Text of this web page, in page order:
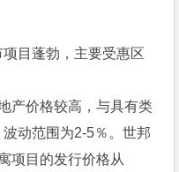
目蓬勃，主要受惠区
产价格较高，与具有类
动范围为2-5％。世邦
项目的发行价格从